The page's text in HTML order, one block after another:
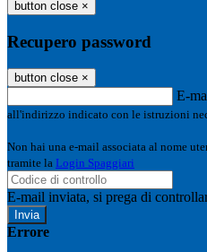
button close ×
Recupero password
button close ×
E-
all'indirizzo indicato con le istruzioni
Non hai una e-mail associata al nome
tramite la Login Spaggiari
E-mail inviata, si prega di
Errore